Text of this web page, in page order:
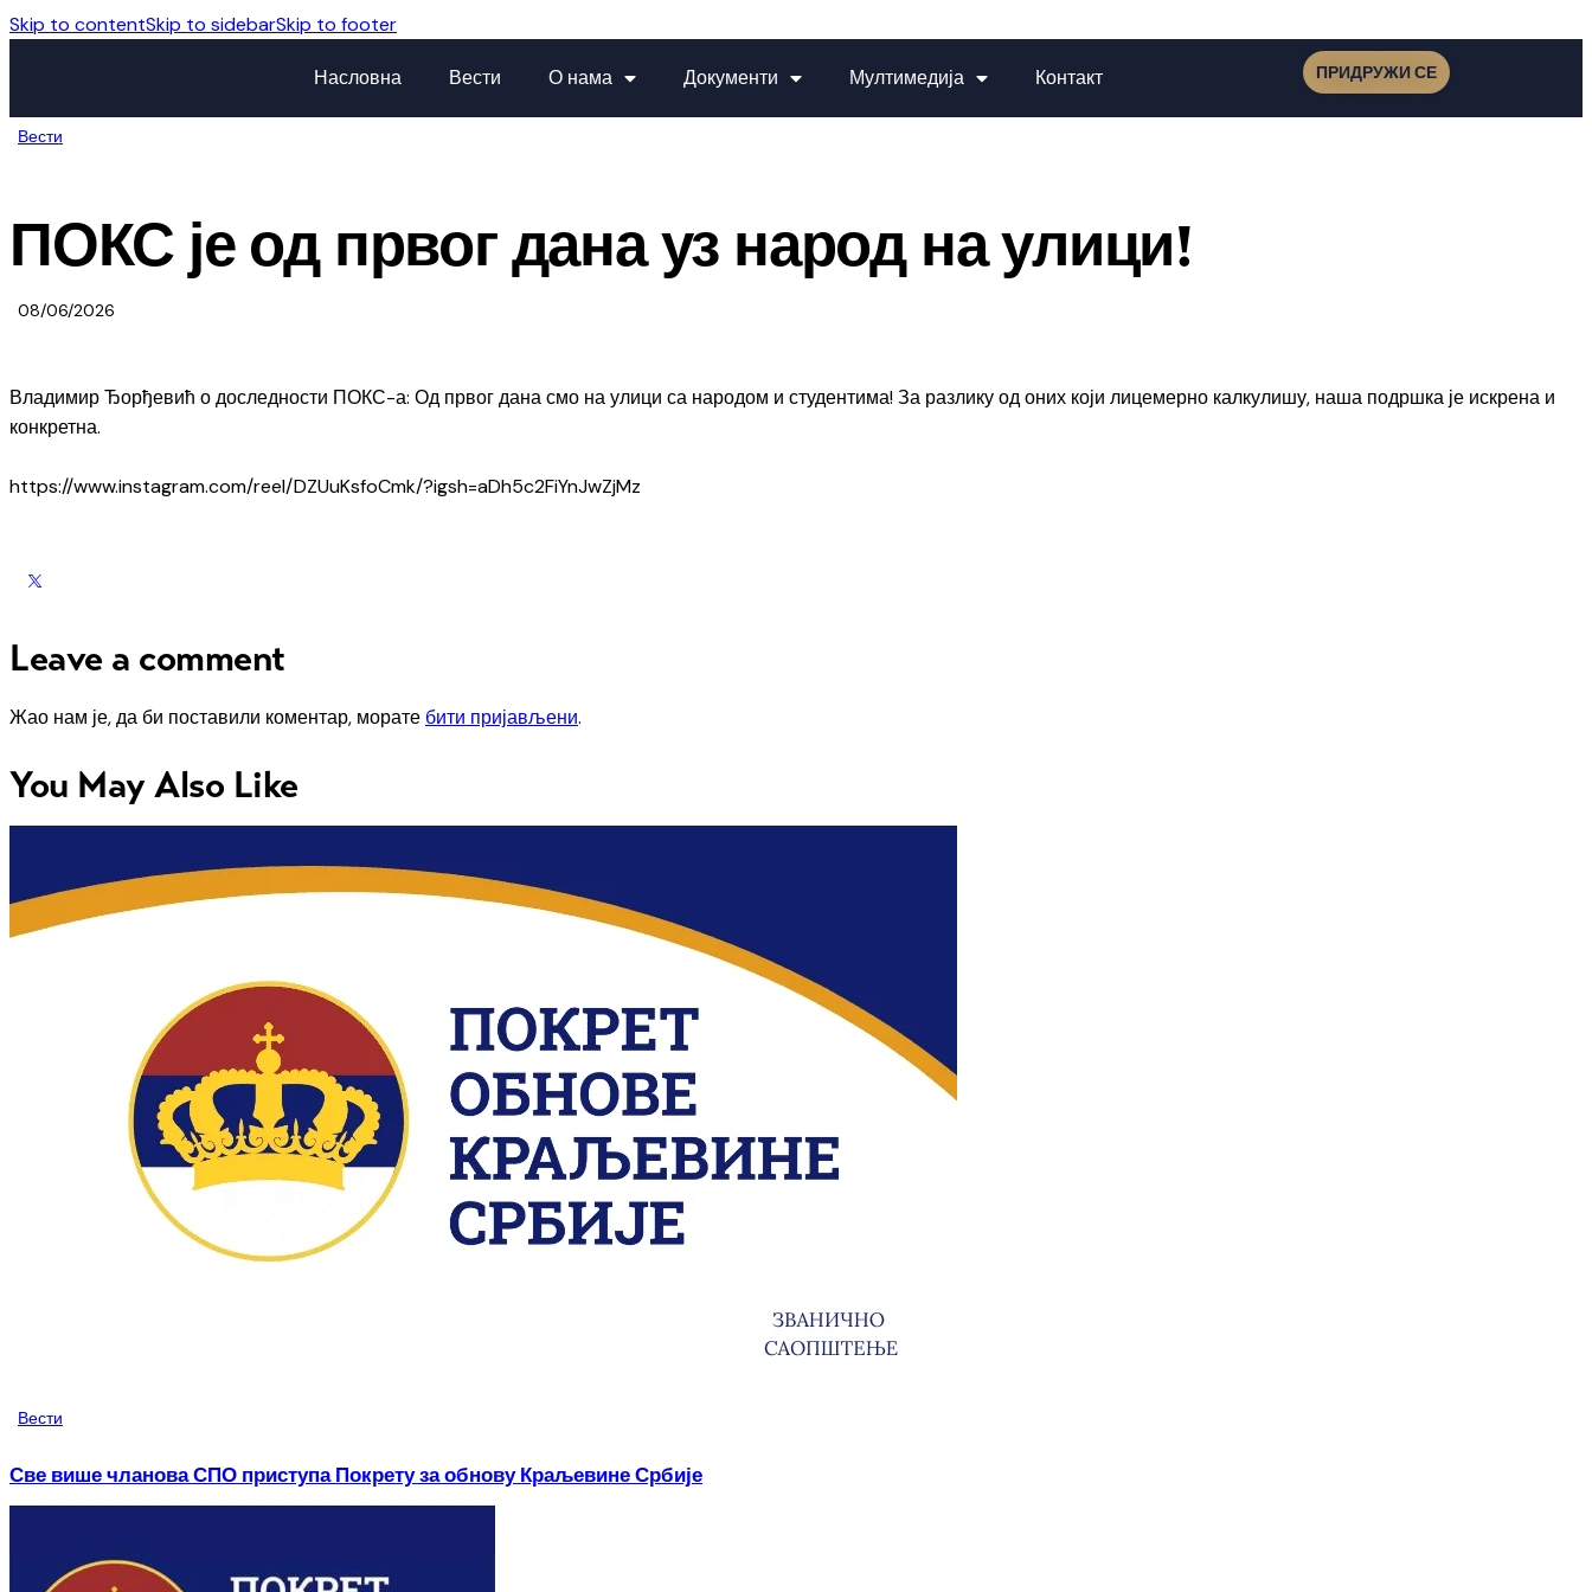
Skip to contentSkip to sidebarSkip to footer
Насловна Вести О нама Документи Мултимедија Контакт ПРИДРУЖИ СЕ
Вести
ПОКС је од првог дана уз народ на улици!
08/06/2026
Владимир Ђорђевић о доследности ПОКС-а: Од првог дана смо на улици са народом и студентима! За разлику од оних који лицемерно калкулишу, наша подршка је искрена и
конкретна.
https://www.instagram.com/reel/DZUuKsfoCmk/?igsh=aDh5c2FiYnJwZjMz
Leave a comment
Жао нам је, да би поставили коментар, морате бити пријављени.
You May Also Like
Вести
Све више чланова СПО приступа Покрету за обнову Краљевине Србије